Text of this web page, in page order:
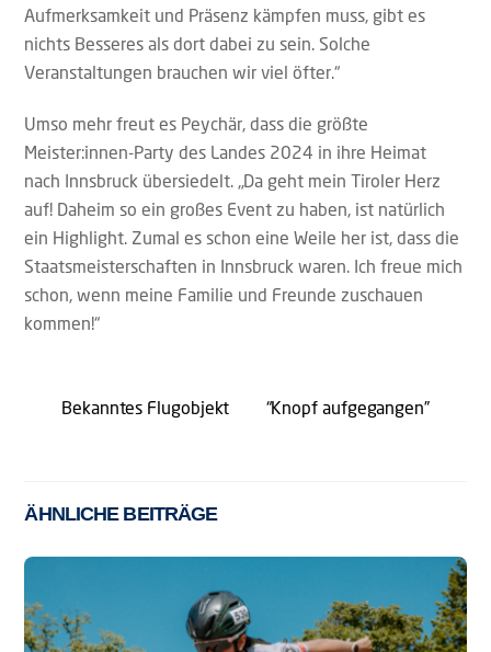
Aufmerksamkeit und Präsenz kämpfen muss, gibt es
nichts Besseres als dort dabei zu sein. Solche
Veranstaltungen brauchen wir viel öfter.“
Umso mehr freut es Peychär, dass die größte
Meister:innen-Party des Landes 2024 in ihre Heimat
nach Innsbruck übersiedelt. „Da geht mein Tiroler Herz
auf! Daheim so ein großes Event zu haben, ist natürlich
ein Highlight. Zumal es schon eine Weile her ist, dass die
Staatsmeisterschaften in Innsbruck waren. Ich freue mich
schon, wenn meine Familie und Freunde zuschauen
kommen!“
Bekanntes Flugobjekt “Knopf aufgegangen”
ÄHNLICHE BEITRÄGE